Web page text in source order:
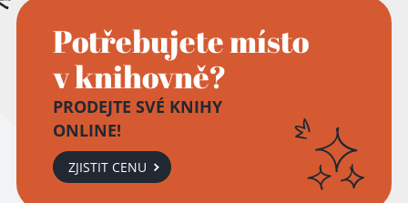
Potřebujete místo
v knihovně?
PRODEJTE SVÉ KNIHY
ONLINE!
ZJISTIT CENU